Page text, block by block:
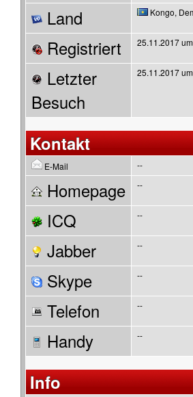
Land Kongo,
Registriert 25.11.2017
Letzter
Besuch
25.11.2017
Kontakt
E-Mail --
Homepage --
ICQ --
Jabber --
Skype --
Telefon --
Handy --
Info